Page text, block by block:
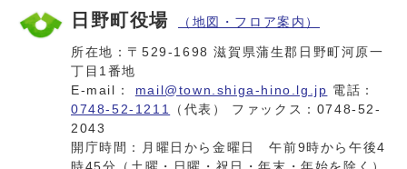
日野町役場 （地図・フロア案内）
所在地：〒529-1698 滋賀県蒲生郡日野町河原一
丁目1番地
E-mail： mail@town.shiga-hino.lg.jp 電話：
0748-52-1211
（代表） ファックス：0748-52-
2043
開庁時間：月曜日から金曜日 午前9時から午後4
時45分（土曜・日曜・祝日・年末・年始を除く）